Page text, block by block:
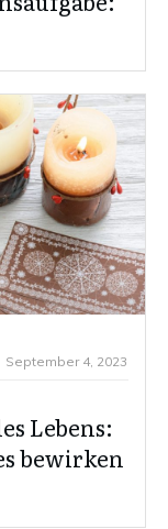
September 4, 2023
Lebens:
bewirken